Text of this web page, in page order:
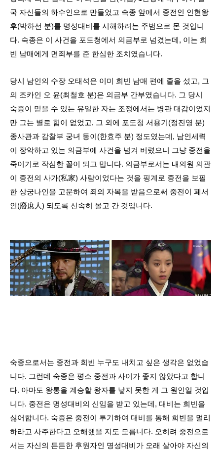
국 자신들의 하수인으로 만들었고 숙종 앞에서 중전인 인현왕
후(박하선 분)를 명성대비를 시해하려는 주범으로 몬 것입니
다. 숙종은 이 사건을 포도청에서 의금부로 넘겼는데, 이는 희
빈 남매에게 면죄부를 준 한심한 조치였습니다.
당시 남인의 수장 오태석은 이미 희빈 남매 편에 줄을 섰고, 그
의 조카인 오 윤(최철호 분)은 의금부 간부였습니다. 그 당시
숙종이 믿을 수 있는 유일한 자는 조정에서는 병판 대감이었지
만 그는 별로 힘이 없었고, 그 외에 포도청 서용기(정진영 분)
종사관과 감찰부 궁녀 동이(한효주 분) 정도였는데, 남인세력
이 장악하고 있는 의금부에 사건을 넘겨 버렸으니 그냥 중전을
죽이기로 작심한 꼴이 되고 맙니다. 의금부로서는 내의원 의관
이 중전의 사가(私家) 사람이었다는 것을 핑계로 중전을 보필
한 상궁나인을 고문하여 죄의 자복을 받음으로써 중전이 폐서
인(廢庶人) 되도록 신속히 몰고 간 것입니다.
숙종으로서는 중전과 희빈 누구도 내치고 싶은 생각은 없었습
니다. 그런데 숙종은 평소 중전과 사이가 좋지 않았다고 합니
다. 아마도 왕통을 계승할 왕자를 낳지 못한 게 그 원인일 것입
니다. 중전은 명성대비의 신임을 받고 있는데, 대비는 희빈을
싫어합니다. 숙종은 중전이 투기하여 대비를 통해 희빈을 멀리
하라고 사주한다고 오해했을 지도 모릅니다. 오히려 중전으로
서는 자신의 든든한 후원자인 명성대비가 오래 살아야 자신의